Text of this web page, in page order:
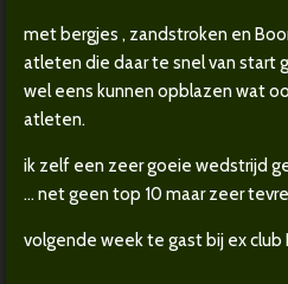
met bergjes , zandstroken en
atleten die daar te snel van start
wel eens kunnen opblazen wat
atleten.
ik zelf een zeer goeie wedstrijd
... net geen top 10 maar zeer
volgende week te gast bij ex club